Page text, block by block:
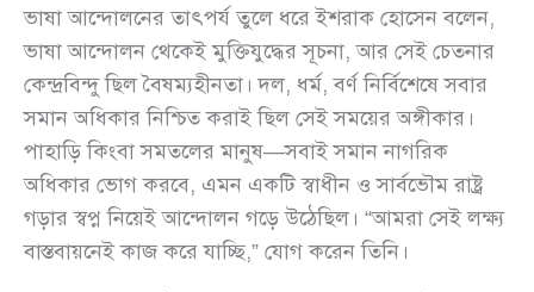
ভাষা আন্দোলনের তাৎপর্য তুলে ধরে ইশরাক হোসেন বলেন,
ভাষা আন্দোলন থেকেই মুক্তিযুদ্ধের সূচনা, আর সেই চেতনার
কেন্দ্রবিন্দু ছিল বৈষম্যহীনতা। দল, ধর্ম, বর্ণ নির্বিশেষে সবার
সমান অধিকার নিশ্চিত করাই ছিল সেই সময়ের অঙ্গীকার।
পাহাড়ি কিংবা সমতলের মানুষ—সবাই সমান নাগরিক
অধিকার ভোগ করবে, এমন একটি স্বাধীন ও সার্বভৌম রাষ্ট্র
গড়ার স্বপ্ন নিয়েই আন্দোলন গড়ে উঠেছিল। “আমরা সেই লক্ষ্য
বাস্তবায়নেই কাজ করে যাচ্ছি,” যোগ করেন তিনি।